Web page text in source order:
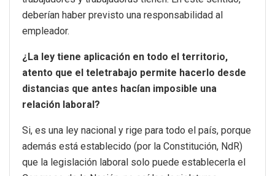
deberían haber previsto una responsabilidad al
empleador.
¿La ley tiene aplicación en todo el territorio,
atento que el teletrabajo permite hacerlo desde
distancias que antes hacían imposible una
relación laboral?
Si, es una ley nacional y rige para todo el país, porque
además está establecido (por la Constitución, NdR)
que la legislación laboral solo puede establecerla el